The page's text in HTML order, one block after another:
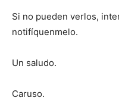
Si no pueden verlos,
notifíquenmelo.
Un saludo.
Caruso.